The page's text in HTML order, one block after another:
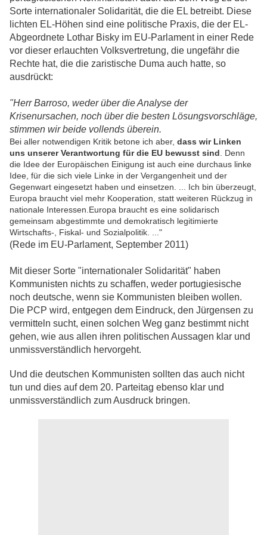
Sorte internationaler Solidarität, die die EL betreibt. Diese
lichten EL-Höhen sind eine politische Praxis, die der EL-
Abgeordnete Lothar Bisky im EU-Parlament in einer Rede
vor dieser erlauchten Volksvertretung, die ungefähr die
Rechte hat, die die zaristische Duma auch hatte, so
ausdrückt:
"Herr Barroso, weder über die Analyse der
Krisenursachen, noch über die besten Lösungsvorschläge,
stimmen wir beide vollends überein.
Bei aller notwendigen Kritik betone ich aber, dass wir Linken
uns unserer Verantwortung für die EU bewusst sind . Denn
die Idee der Europäischen Einigung ist auch eine durchaus linke
Idee, für die sich viele Linke in der Vergangenheit und der
Gegenwart eingesetzt haben und einsetzen. ... Ich bin überzeugt,
Europa braucht viel mehr Kooperation, statt weiteren Rückzug in
nationale Interessen.Europa braucht es eine solidarisch
gemeinsam abgestimmte und demokratisch legitimierte
Wirtschafts-, Fiskal- und Sozialpolitik. ..."
(Rede im EU-Parlament, September 2011)
Mit dieser Sorte "internationaler Solidarität" haben
Kommunisten nichts zu schaffen, weder portugiesische
noch deutsche, wenn sie Kommunisten bleiben wollen.
Die PCP wird, entgegen dem Eindruck, den Jürgensen zu
vermitteln sucht, einen solchen Weg ganz bestimmt nicht
gehen, wie aus allen ihren politischen Aussagen klar und
unmissverständlich hervorgeht.
Und die deutschen Kommunisten sollten das auch nicht
tun und dies auf dem 20. Parteitag ebenso klar und
unmissverständlich zum Ausdruck bringen.